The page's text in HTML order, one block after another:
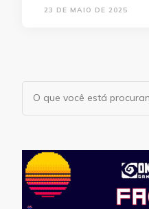
23 DE MAIO DE 2025
Procurando